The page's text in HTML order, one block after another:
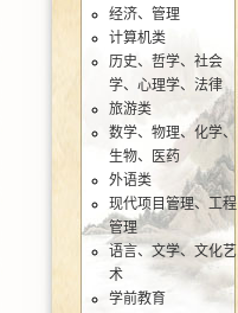
经济、管理
计算机类
历史、哲学、社会
学、心理学、法律
旅游类
数学、物理、化学、
生物、医药
外语类
现代项目管理、工程
管理
语言、文学、文化艺
术
学前教育